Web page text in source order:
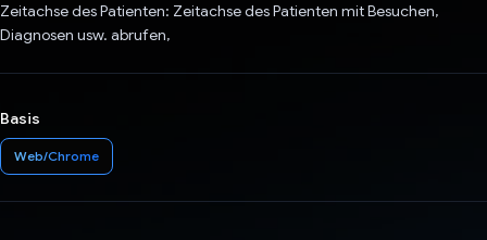
Zeitachse des Patienten: Zeitachse des Patienten mit Besuchen,
Diagnosen usw. abrufen,
Basis
Web/Chrome